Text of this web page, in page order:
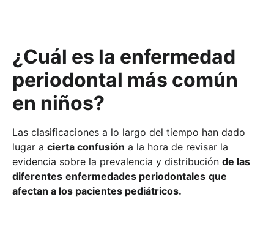
¿Cuál es la enfermedad
periodontal más común
en niños?
Las clasificaciones a lo largo del tiempo han dado
lugar a cierta confusión a la hora de revisar la
evidencia sobre la prevalencia y distribución de las
diferentes enfermedades periodontales que
afectan a los pacientes pediátricos.